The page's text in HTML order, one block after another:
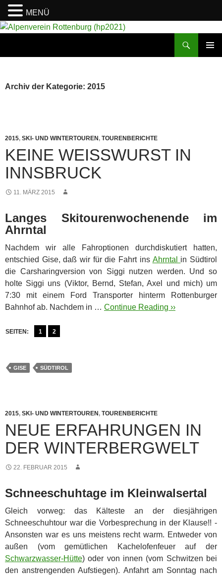
Archiv der Kategorie: 2015
2015, SKI- UND WINTERTOUREN, TOURENBERICHTE
KEINE WEISSWURST IN I
NNSBRUCK
11. MÄRZ 2015
Langes Skitourenwochenende im
Ahrntal
Nachdem wir alle Fahroptionen durchdiskutiert hatten,
entschied Gise, daß wir für die Fahrt ins Ahrntal in Südtirol
die Carsharingversion von Siggi nutzen werden. Und so
holte Siggi uns (Viktor, Bernd, Stefan, Axel und mich) um
7:30 mit einem Ford Transporter hinterm Rottenburger
Bahnhof ab. Nachdem in … Continue Reading ››
SEITEN: 1 2
GISE SÜDTIROL
2015, SKI- UND WINTERTOUREN, TOURENBERICHTE
NEUE ERFAHRUNGEN IN
DER WINTERBERGWELT
22. FEBRUAR 2015
Schneeschuhtage im Kleinwalsertal
Gleich vorweg: das Kälteste an der diesjährigen
Schneeschuhtour war die Vorbesprechung in der Klause!! -
Ansonsten war es uns meistens recht warm. Entweder von
außen (vom gemütlichen Kachelofenfeuer auf der
Schwarzwasser-Hütte) oder von innen (vom Schwitzen bei
den anstrengenden Aufstiegen). Anfahrt am Sonntag nach
MENÜ